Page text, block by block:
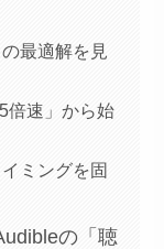
最適解を見
倍速」から始
ミングを固
の「聴